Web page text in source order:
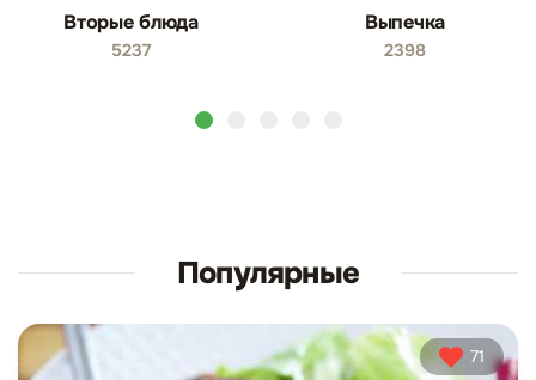
Вторые блюда
5237
Выпечка
2398
Популярные
71